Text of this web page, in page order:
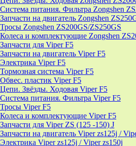
Система питания. Фильтра Zongshen
Запчасти на двигатель Zongshen
Тросы Zongshen ZS200GS/ZS250GS
Колеса и комплектующие Zongshen
Запчасти для Viper F5
Запчасти на двигатель Viper F5
Электрика Viper F5
Тормозная система Viper F5
Обвес. пластик Viper F5
Цепи. Звёзды. Ходовая Viper F5
Система питания. Фильтра Viper F5
Тросы Viper F5
Колеса и комплектующие Viper F5
Запчасти для Viper ZS (125 -150) J
Запчасти на двигатель Viper zs125j /
Электрика Viper zs125j / Viper zs150j